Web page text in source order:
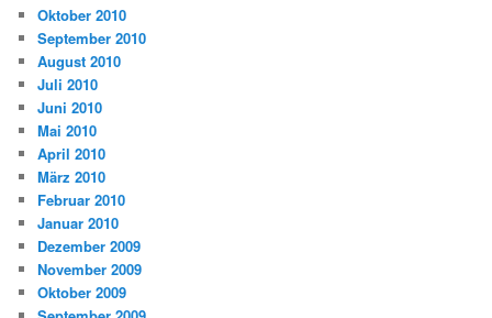
Oktober 2010
September 2010
August 2010
Juli 2010
Juni 2010
Mai 2010
April 2010
März 2010
Februar 2010
Januar 2010
Dezember 2009
November 2009
Oktober 2009